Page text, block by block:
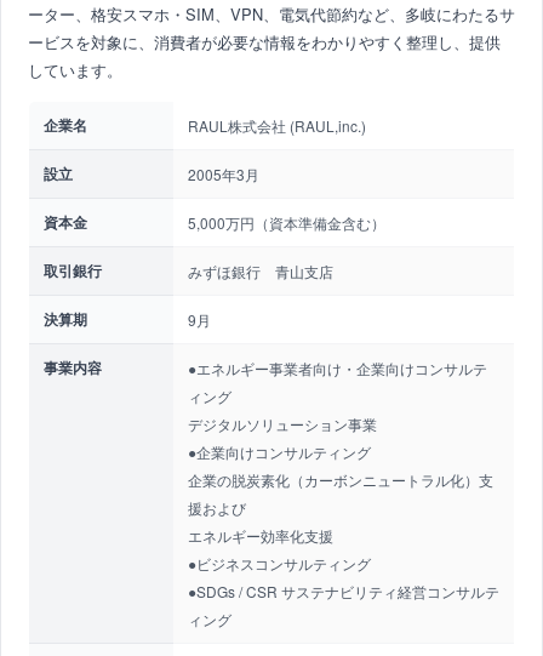
ーター、格安スマホ・SIM、VPN、電気代節約など、多岐にわたるサ
ービスを対象に、消費者が必要な情報をわかりやすく整理し、提供
しています。
企業名 RAUL株式会社 (RAUL,inc.)
設立 2005年3月
資本金 5,000万円（資本準備金含む）
取引銀行 みずほ銀行 青山支店
決算期 9月
事業内容
●エネルギー事業者向け・企業向けコンサルテ
ィング
デジタルソリューション事業
●企業向けコンサルティング
企業の脱炭素化（カーボンニュートラル化）支
援および
エネルギー効率化支援
●ビジネスコンサルティング
●SDGs / CSR サステナビリティ経営コンサルテ
ィング